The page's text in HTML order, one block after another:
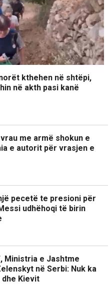
kthehen në shtëpi,
në akth pasi kanë
me armë shokun e
e autorit për vrasjen e
pecetë te presioni për
udhëhoqi të birin
Ministria e Jashtme
në Serbi: Nuk ka
Kievit